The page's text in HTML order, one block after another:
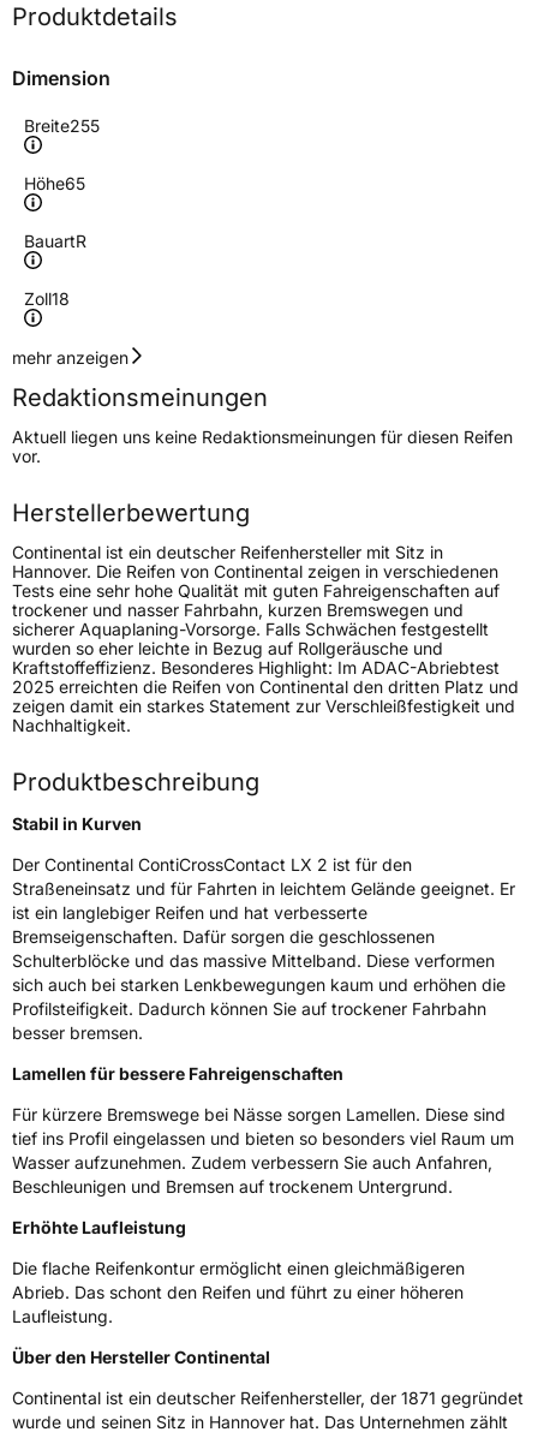
Produktdetails
Dimension
Breite255
Höhe65
BauartR
Zoll18
Geschwindigkeitsindex
Höchstgeschwindigkeit
210 km/h
Lastindex115
Höchstlast1215 kg
Gewicht (in kg) 16,735 kg
Generelle Merkmale
FahrzeugtypSUV
VerwendungSommerreifen
ModellnameContiCrossContact LX 2
Weitere Eigenschaften
SchlauchtypTL
ZustandNeureifen
M+SJa
VerstärktXL
FelgenschutzFR
OffroadJa
ElektroJa
EU Label
EffizienzA
NasshaftungD
Rollgeräusch (Klasse) B
mehr anzeigen
Redaktionsmeinungen
Aktuell liegen uns keine Redaktionsmeinungen für diesen Reifen
vor.
Herstellerbewertung
Continental ist ein deutscher Reifenhersteller mit Sitz in
Hannover. Die Reifen von Continental zeigen in verschiedenen
Tests eine sehr hohe Qualität mit guten Fahreigenschaften auf
trockener und nasser Fahrbahn, kurzen Bremswegen und
sicherer Aquaplaning-Vorsorge. Falls Schwächen festgestellt
wurden so eher leichte in Bezug auf Rollgeräusche und
Kraftstoffeffizienz. Besonderes Highlight: Im ADAC-Abriebtest
2025 erreichten die Reifen von Continental den dritten Platz und
zeigen damit ein starkes Statement zur Verschleißfestigkeit und
Nachhaltigkeit.
Produktbeschreibung
Stabil in Kurven
Der Continental ContiCrossContact LX 2 ist für den
Straßeneinsatz und für Fahrten in leichtem Gelände geeignet. Er
ist ein langlebiger Reifen und hat verbesserte
Bremseigenschaften. Dafür sorgen die geschlossenen
Schulterblöcke und das massive Mittelband. Diese verformen
sich auch bei starken Lenkbewegungen kaum und erhöhen die
Profilsteifigkeit. Dadurch können Sie auf trockener Fahrbahn
besser bremsen.
Lamellen für bessere Fahreigenschaften
Für kürzere Bremswege bei Nässe sorgen Lamellen. Diese sind
tief ins Profil eingelassen und bieten so besonders viel Raum um
Wasser aufzunehmen. Zudem verbessern Sie auch Anfahren,
Beschleunigen und Bremsen auf trockenem Untergrund.
Erhöhte Laufleistung
Die flache Reifenkontur ermöglicht einen gleichmäßigeren
Abrieb. Das schont den Reifen und führt zu einer höheren
Laufleistung.
Über den Hersteller Continental
Continental ist ein deutscher Reifenhersteller, der 1871 gegründet
wurde und seinen Sitz in Hannover hat. Das Unternehmen zählt